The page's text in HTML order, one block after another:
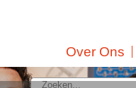
Over Ons